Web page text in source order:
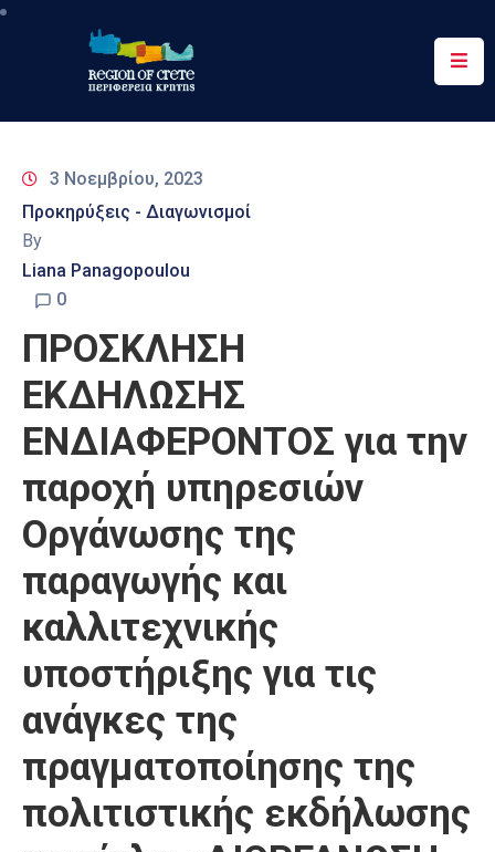
Περιφέρεια
&
Δράσεις
Ψηφιακές
Επικοινωνία
3 Νοεμβρίου, 2023
Προκηρύξεις - Διαγωνισμοί
By
Liana Panagopoulou
0
ΠΡΟΣΚΛΗΣΗ
ΕΚΔΗΛΩΣΗΣ
ΕΝΔΙΑΦΕΡΟΝΤΟΣ για την
παροχή υπηρεσιών
Οργάνωσης της
παραγωγής και
καλλιτεχνικής
υποστήριξης για τις
ανάγκες της
πραγματοποίησης της
πολιτιστικής εκδήλωσης